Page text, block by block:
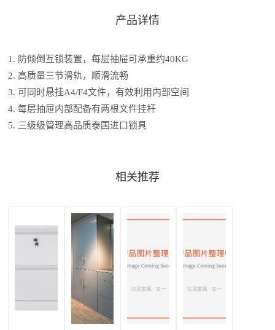
产品详情
1. 防倾倒互锁装置，每层抽屉可承重约40KG
2. 高质量三节滑轨，顺滑流畅
3. 可同时悬挂A4/F4文件，有效利用内部空间
4. 每层抽屉内部配备有两根文件挂杆
5. 三级级管理高品质泰国进口锁具
相关推荐